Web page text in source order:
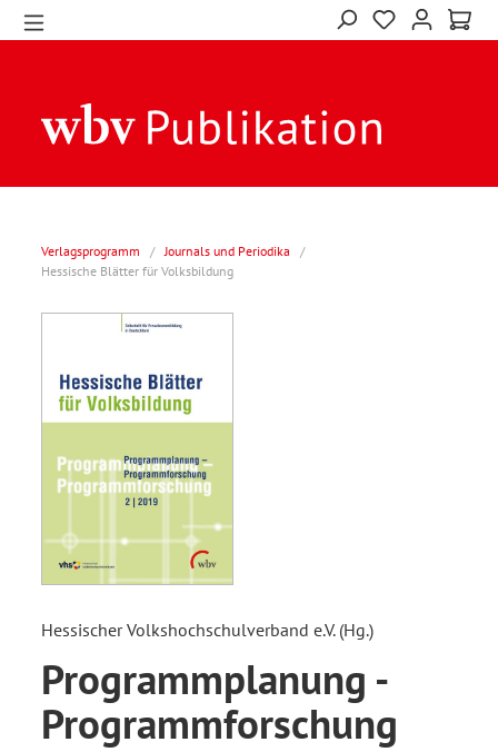
Verlagsprogramm / Journals und Periodika
/
Hessische Blätter für Volksbildung
Hessischer Volkshochschulverband e.V. (Hg.)
Programmplanung -
Programmforschung